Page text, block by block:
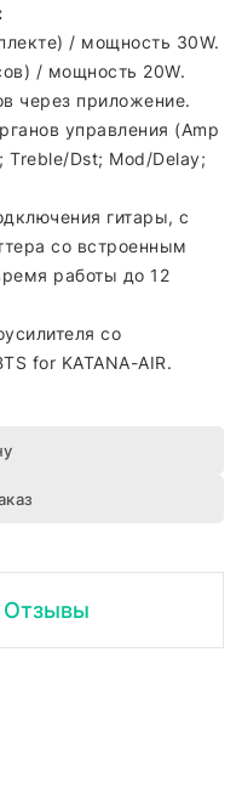
/ мощность 30W.
/ мощность 20W.
через приложение.
управления (Amp
Treble/Dst; Mod/Delay;
гитары, с
со встроенным
работы до 12
со
for KATANA-AIR.
Отзывы